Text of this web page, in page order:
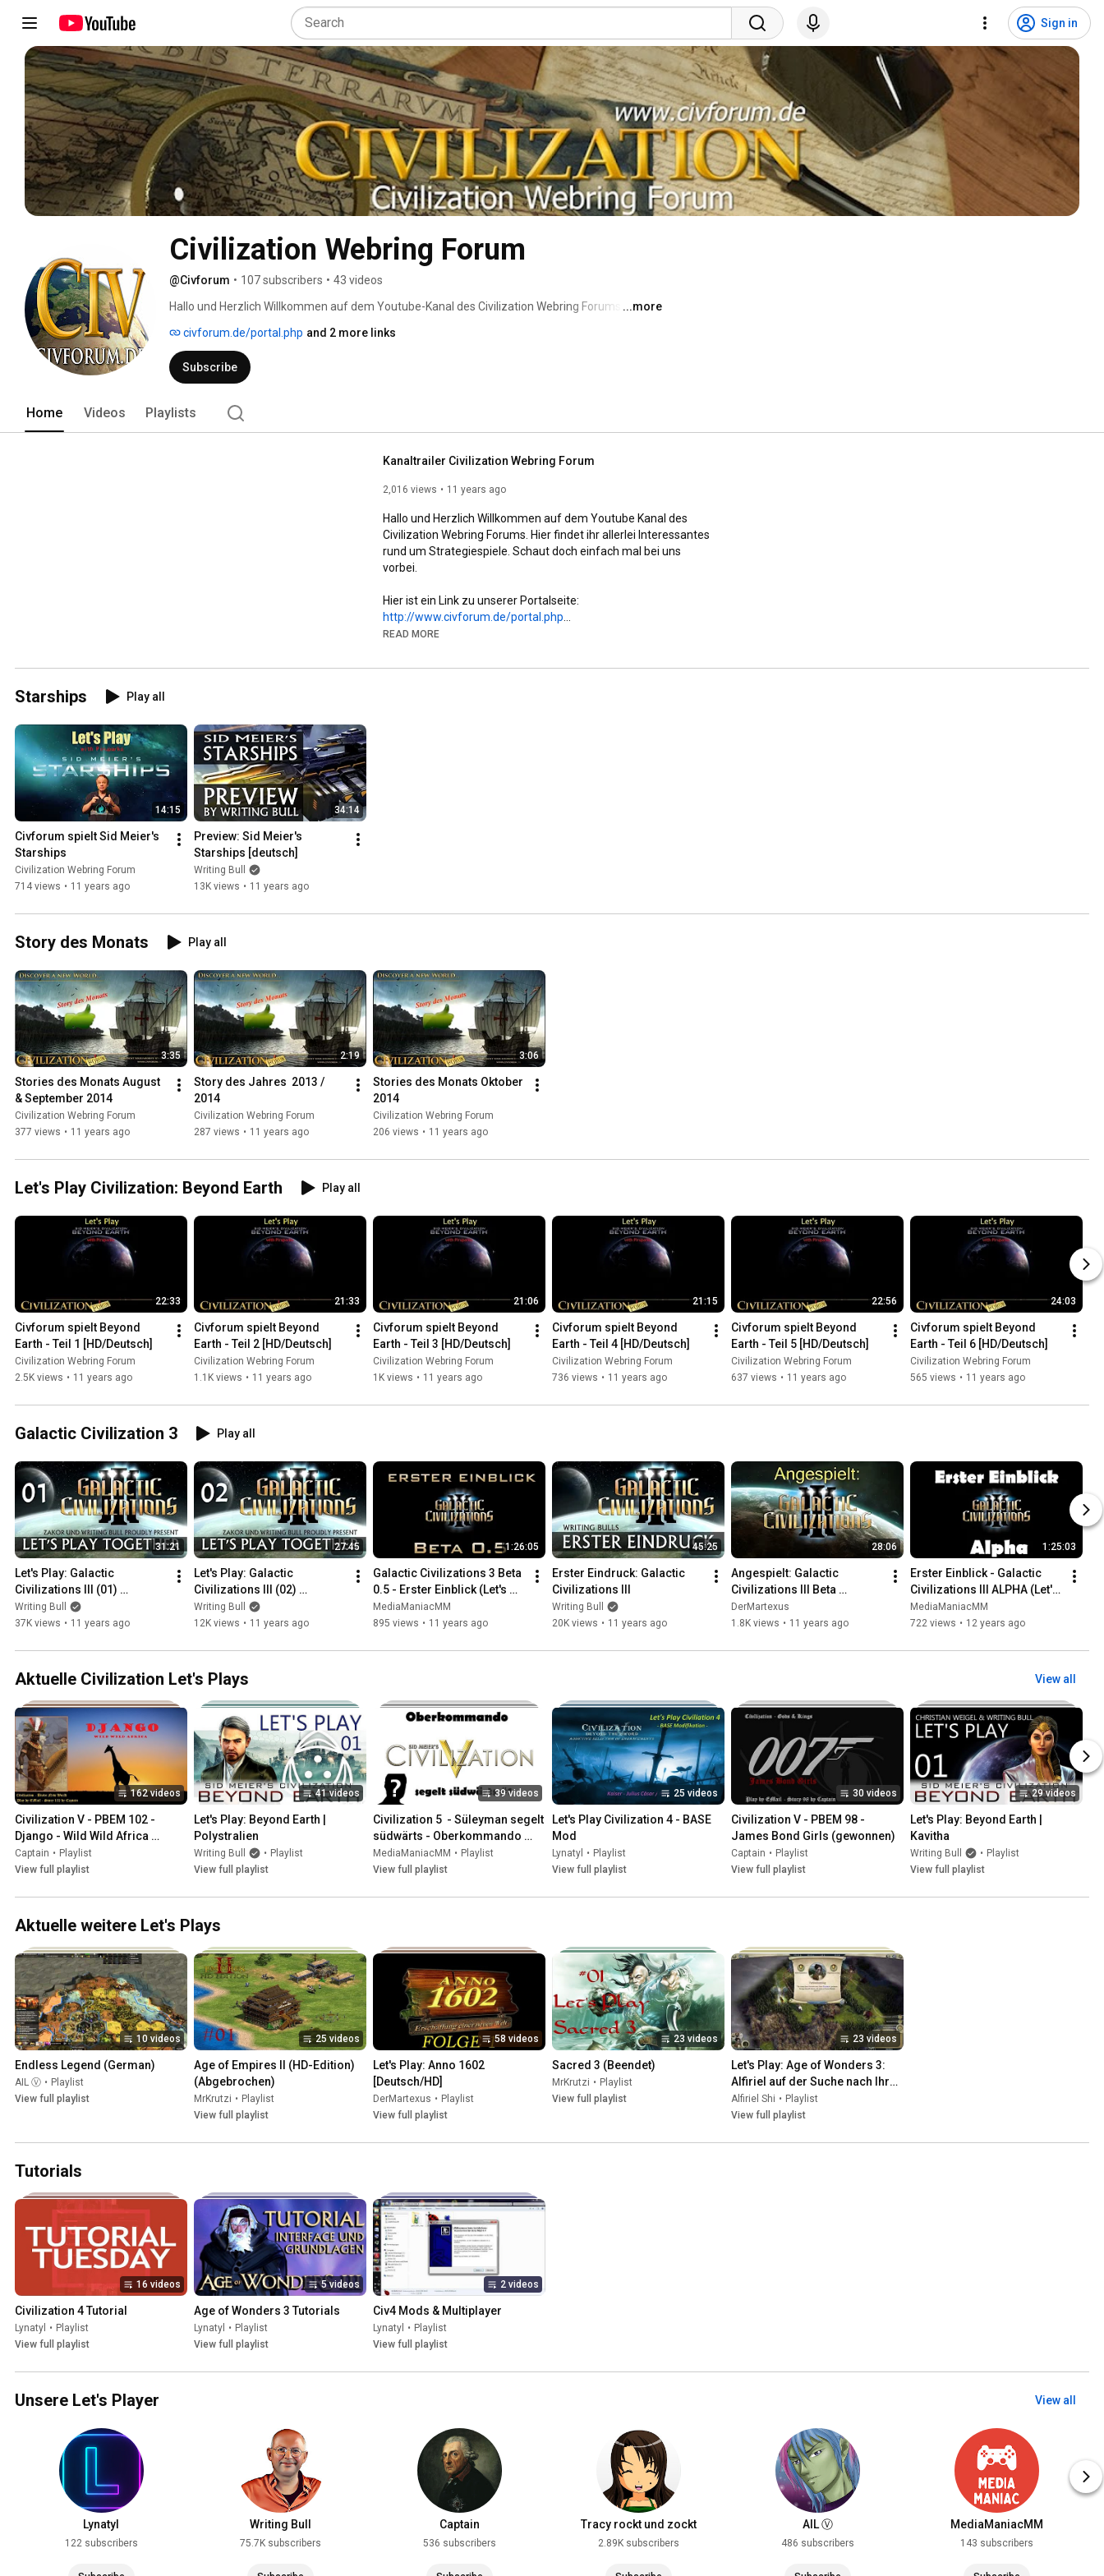
Sign in
Civilization Webring Forum
@Civforum • 107 subscribers • 43 videos
Hallo und Herzlich Willkommen auf dem Youtube-Kanal des Civilization Webring Forums. Bei
eine Vielzahl an interessanten Stories. Schaut doch einfach mal bei uns vorbei.
...more
civforum.de/portal.php and 2 more links
Subscribe
Home Videos Playlists
Kanaltrailer Civilization Webring Forum
2,016 views 11 years ago
Hallo und Herzlich Willkommen auf dem Youtube Kanal des
Civilization Webring Forums. Hier findet ihr allerlei Interessantes
rund um Strategiespiele. Schaut doch einfach mal bei uns
vorbei.
http://www.civforum.de/portal.php
navigieren.
READ MORE
Starships Play all
14:15
Civforum spielt Sid Meier's
Starships
Civilization Webring Forum
714 views • 11 years ago
34:14
Preview: Sid Meier's
Starships [deutsch]
Writing Bull
13K views • 11 years ago
Story des Monats Play all
3:35
Stories des Monats August
& September 2014
Civilization Webring Forum
377 views • 11 years ago
2:19
Story des Jahres  2013 /
2014
Civilization Webring Forum
287 views • 11 years ago
3:06
Stories des Monats Oktober
2014
Civilization Webring Forum
206 views • 11 years ago
Let's Play Civilization: Beyond Earth Play all
22:33
Civforum spielt Beyond
Earth - Teil 1 [HD/Deutsch]
Civilization Webring Forum
2.5K views • 11 years ago
21:33
Civforum spielt Beyond
Earth - Teil 2 [HD/Deutsch]
Civilization Webring Forum
1.1K views • 11 years ago
21:06
Civforum spielt Beyond
Earth - Teil 3 [HD/Deutsch]
Civilization Webring Forum
1K views • 11 years ago
21:15
Civforum spielt Beyond
Earth - Teil 4 [HD/Deutsch]
Civilization Webring Forum
736 views • 11 years ago
22:56
Civforum spielt Beyond
Earth - Teil 5 [HD/Deutsch]
Civilization Webring Forum
637 views • 11 years ago
24:03
Civforum spielt Beyond
Earth - Teil 6 [HD/Deutsch]
Civilization Webring Forum
565 views • 11 years ago
Galactic Civilization 3 Play all
31:21
Let's Play: Galactic
Civilizations III (01)
[Deutsch]
Writing Bull
37K views • 11 years ago
27:45
Let's Play: Galactic
Civilizations III (02)
[Deutsch]
Writing Bull
12K views • 11 years ago
1:26:05
Galactic Civilizations 3 Beta
0.5 - Erster Einblick (Let's
Show, Tutorial, Deutsch | HD)
MediaManiacMM
895 views • 11 years ago
45:25
Erster Eindruck: Galactic
Civilizations III
Writing Bull
20K views • 11 years ago
28:06
Angespielt: Galactic
Civilizations III Beta
[Deutsch/HD]
DerMartexus
1.8K views • 11 years ago
1:25:03
Erster Einblick - Galactic
Civilizations III ALPHA (Let's
Show, Tutorial, German)
MediaManiacMM
722 views • 12 years ago
Aktuelle Civilization Let's Plays View all
162 videos
Civilization V - PBEM 102 -
Django - Wild Wild Africa
(verloren)
Captain • Playlist
View full playlist
41 videos
Let's Play: Beyond Earth |
Polystralien
Writing Bull • Playlist
View full playlist
39 videos
Civilization 5  - Süleyman segelt
südwärts - Oberkommando
(Let's Play, German | HD)
MediaManiacMM • Playlist
View full playlist
25 videos
Let's Play Civilization 4 - BASE
Mod
Lynatyl • Playlist
View full playlist
30 videos
Civilization V - PBEM 98 -
James Bond Girls (gewonnen)
Captain • Playlist
View full playlist
29 videos
Let's Play: Beyond Earth |
Kavitha
Writing Bull • Playlist
View full playlist
Aktuelle weitere Let's Plays
10 videos
Endless Legend (German)
AIL Ⓥ • Playlist
View full playlist
25 videos
Age of Empires II (HD-Edition)
(Abgebrochen)
MrKrutzi • Playlist
View full playlist
58 videos
Let's Play: Anno 1602
[Deutsch/HD]
DerMartexus • Playlist
View full playlist
23 videos
Sacred 3 (Beendet)
MrKrutzi • Playlist
View full playlist
23 videos
Let's Play: Age of Wonders 3:
Alfiriel auf der Suche nach Ihren
Wurzeln
Alfiriel Shi • Playlist
View full playlist
Tutorials
16 videos
Civilization 4 Tutorial
Lynatyl • Playlist
View full playlist
5 videos
Age of Wonders 3 Tutorials
Lynatyl • Playlist
View full playlist
2 videos
Civ4 Mods & Multiplayer
Lynatyl • Playlist
View full playlist
Unsere Let's Player View all
Lynatyl
122 subscribers
Writing Bull
75.7K subscribers
Captain
536 subscribers
Tracy rockt und zockt
2.89K subscribers
AIL Ⓥ
486 subscribers
MediaManiacMM
143 subscribers